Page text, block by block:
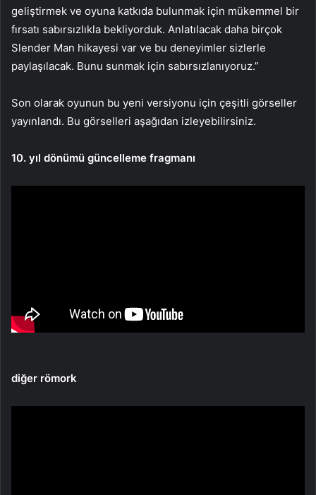
geliştirmek ve oyuna katkıda bulunmak için mükemmel bir
fırsatı sabırsızlıkla bekliyorduk. Anlatılacak daha birçok
Slender Man hikayesi var ve bu deneyimler sizlerle
paylaşılacak. Bunu sunmak için sabırsızlanıyoruz.”
Son olarak oyunun bu yeni versiyonu için çeşitli görseller
yayınlandı. Bu görselleri aşağıdan izleyebilirsiniz.
10. yıl dönümü güncelleme fragmanı
diğer römork